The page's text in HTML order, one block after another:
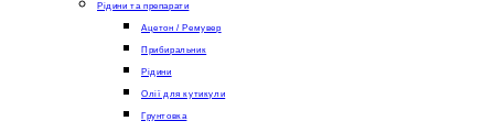
Рідини та препарати
Ацетон / Ремувер
Прибиральник
Рідини
Олії для кутикули
Грунтовка